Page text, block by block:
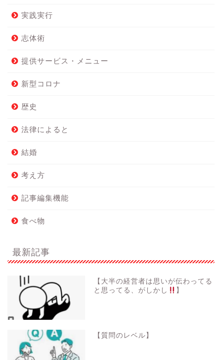
実践実行
志体術
提供サービス・メニュー
新型コロナ
歴史
法律によると
結婚
考え方
記事編集機能
食べ物
最新記事
【大半の経営者は思いが伝わってる
と思ってる、がしかし
】
【質問のレベル】